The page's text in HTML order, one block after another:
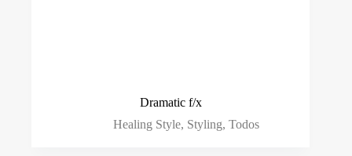
Dramatic f/x
Healing Style, Styling,Todos